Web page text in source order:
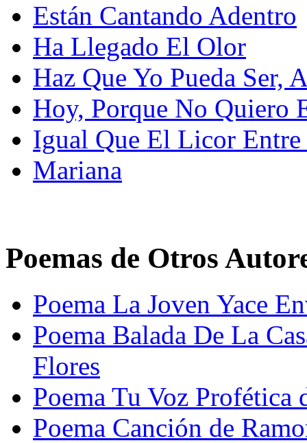
Están Cantando Adentro
Ha Llegado El Olor
Haz Que Yo Pueda Ser,
Hoy, Porque No Quiero
Igual Que El Licor Entre
Mariana
Poemas de Otros
Poema La Joven Yace
Poema Balada De La
Flores
Poema Tu Voz Profética
Poema Canción de